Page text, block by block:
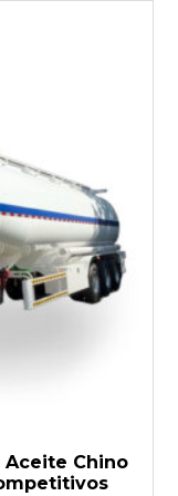
Chino